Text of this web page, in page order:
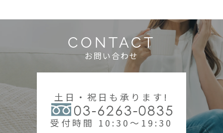
CONTACT
お問い合わせ
土日・祝日も承ります!
03-6263-0835
受付時間 10:30～19:30